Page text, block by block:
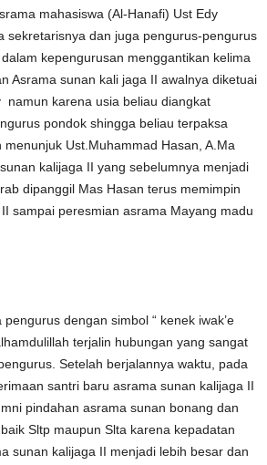
mahasiswa (Al-Hanafi) Ust Edy
sekretarisnya dan juga pengurus-pengurus
kepengurusan menggantikan kelima
Asrama sunan kali jaga II awalnya diketuai
namun karena usia beliau diangkat
pondok shingga beliau terpaksa
Ust.Muhammad Hasan, A.Ma
kalijaga II yang sebelumnya menjadi
dipanggil Mas Hasan terus memimpin
sampai peresmian asrama Mayang madu
dengan simbol “ kenek iwak’e
terjalin hubungan yang sangat
Setelah berjalannya waktu, pada
santri baru asrama sunan kalijaga II
pindahan asrama sunan bonang dan
Sltp maupun Slta karena kepadatan
sunan kalijaga II menjadi lebih besar dan